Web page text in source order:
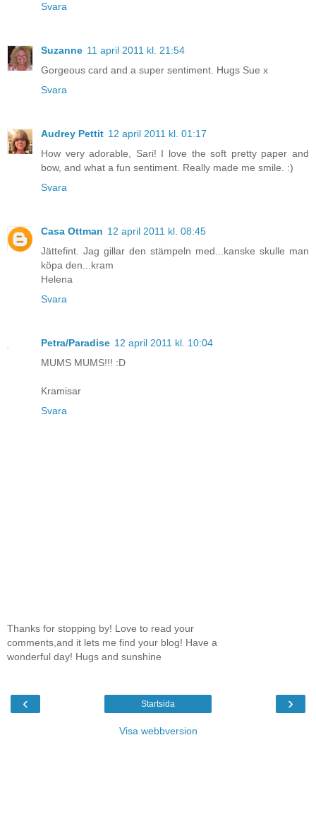
Svara
Suzanne 11 april 2011 kl. 21:54
Gorgeous card and a super sentiment. Hugs Sue x
Svara
Audrey Pettit 12 april 2011 kl. 01:17
How very adorable, Sari! I love the soft pretty paper and
bow, and what a fun sentiment. Really made me smile. :)
Svara
Casa Ottman 12 april 2011 kl. 08:45
Jättefint. Jag gillar den stämpeln med...kanske skulle man
köpa den...kram
Helena
Svara
Petra/Paradise 12 april 2011 kl. 10:04
MUMS MUMS!!! :D
Kramisar
Svara
Thanks for stopping by! Love to read your
comments,and it lets me find your blog! Have a
wonderful day! Hugs and sunshine
‹ ›
Startsida
Visa webbversion